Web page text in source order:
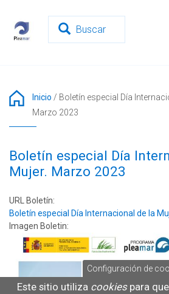
contenido
principal
Inicio / Boletín especial Día
Marzo 2023
Boletín especial Día
Mujer. Marzo 2023
URL Boletín:
Boletín especial Día Internacional de la
Imagen Boletin:
Configuración de
Este sitio utiliza cookiespara